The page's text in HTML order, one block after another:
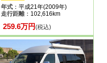
年式：平成21年(2009年)
走行距離：102,616km
259.6万円(税込)